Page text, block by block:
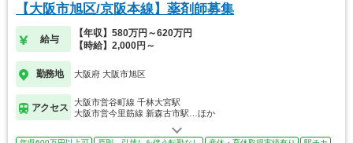
【大阪市旭区/京阪本線】薬剤師募集
給与
【年収】580万円～620万円
【時給】2,000円～
勤務地 大阪府 大阪市旭区
アクセス
大阪市営谷町線 千林大宮駅
大阪市営今里筋線 新森古市駅…ほか